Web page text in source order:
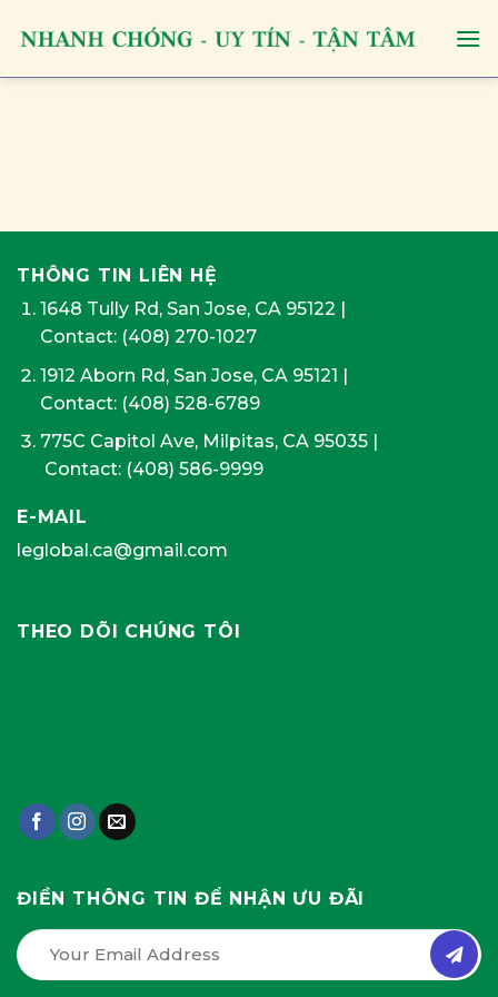
THÔNG TIN LIÊN HỆ
1648 Tully Rd, San Jose, CA 95122 |
Contact: (408) 270-1027
1912 Aborn Rd, San Jose, CA 95121 |
Contact: (408) 528-6789
775C Capitol Ave, Milpitas, CA 95035|
Contact: (408) 586-9999
E-MAIL
leglobal.ca@gmail.com
THEO DÕI CHÚNG TÔI
ĐIỀN THÔNG TIN ĐỂ NHẬN ƯU ĐÃI